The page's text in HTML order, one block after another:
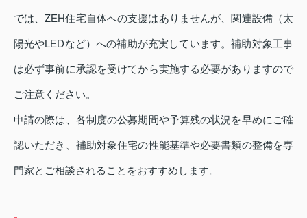
では、ZEH住宅自体への支援はありませんが、関連設備（太
陽光やLEDなど）への補助が充実しています。補助対象工事
は必ず事前に承認を受けてから実施する必要がありますので
ご注意ください。
申請の際は、各制度の公募期間や予算残の状況を早めにご確
認いただき、補助対象住宅の性能基準や必要書類の整備を専
門家とご相談されることをおすすめします。